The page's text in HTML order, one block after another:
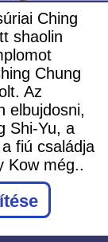
Ching
shaolin
Chung
Az
elbujdosni,
Shi-Yu, a
fiú családja
Kow még..